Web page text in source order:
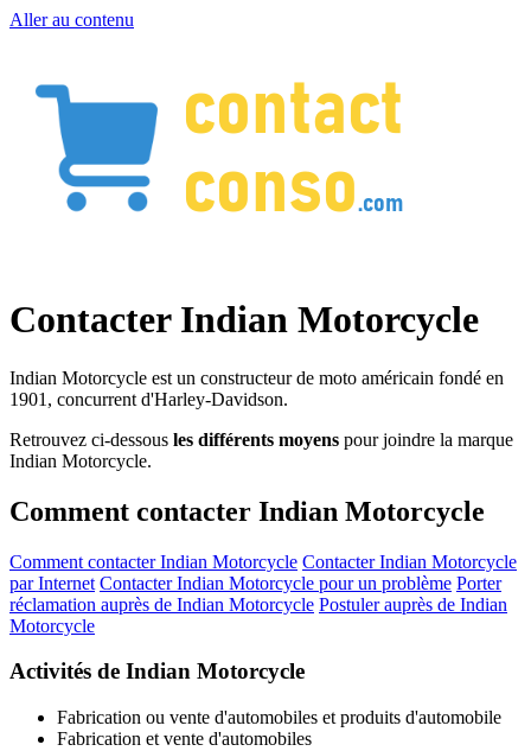
Aller au contenu
Contacter Indian Motorcycle
Indian Motorcycle est un constructeur de moto américain fondé en
1901, concurrent d'Harley-Davidson.
Retrouvez ci-dessous les différents moyens pour joindre la marque
Indian Motorcycle.
Comment contacter Indian Motorcycle
Comment contacter Indian Motorcycle Contacter Indian Motorcycle
par Internet Contacter Indian Motorcycle pour un problème Porter
réclamation auprès de Indian Motorcycle Postuler auprès de Indian
Motorcycle
Activités de Indian Motorcycle
Fabrication ou vente d'automobiles et produits d'automobile
Fabrication et vente d'automobiles